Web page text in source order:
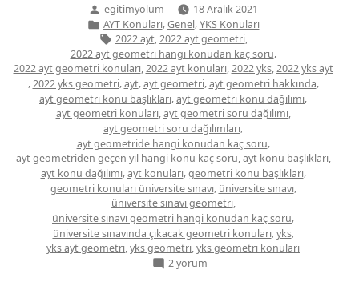
Yazan:
egitimyolum
18 Aralık 2021
Yazı
kategorisi
AYT Konuları,Genel,YKS Konuları
Etiketler:
2022 ayt,2022 ayt geometri,
2022 ayt geometri hangi konudan kaç soru,
2022 ayt geometri konuları,2022 ayt konuları,2022 yks,2022 yks ayt
,2022 yks geometri,ayt,ayt geometri,ayt geometri hakkında,
ayt geometri konu başlıkları,ayt geometri konu dağılımı,
ayt geometri konuları,ayt geometri soru dağılımı,
ayt geometri soru dağılımları,
ayt geometride hangi konudan kaç soru,
ayt geometriden geçen yıl hangi konu kaç soru,ayt konu başlıkları,
ayt konu dağılımı,ayt konuları,geometri konu başlıkları,
geometri konuları üniversite sınavı, üniversite sınavı,
üniversite sınavı geometri,
üniversite sınavı geometri hangi konudan kaç soru,
üniversite sınavında çıkacak geometri konuları,yks,
yks ayt geometri,yks geometri,yks geometri konuları
AYT
2 yorum